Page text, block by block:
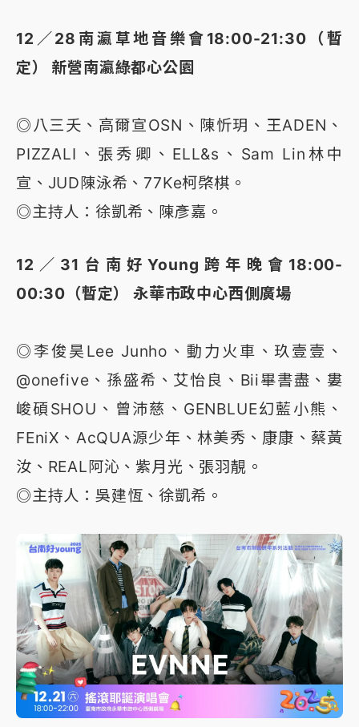
12／28南瀛草地音樂會18:00-21:30（暫
定） 新營南瀛綠都心公園
◎八三夭、高爾宣OSN、陳忻玥、王ADEN、
PIZZALI、張秀卿、ELL&s、Sam Lin林中
宣、JUD陳泳希、77Ke柯棨棋。
◎主持人：徐凱希、陳彥嘉。
12／31台南好Young跨年晚會18:00-
00:30（暫定） 永華市政中心西側廣場
◎李俊昊Lee Junho、動力火車、玖壹壹、
@onefive、孫盛希、艾怡良、Bii畢書盡、婁
峻碩SHOU、曾沛慈、GENBLUE幻藍小熊、
FEniX、AcQUA源少年、林美秀、康康、蔡黃
汝、REAL阿沁、紫月光、張羽靚。
◎主持人：吳建恆、徐凱希。